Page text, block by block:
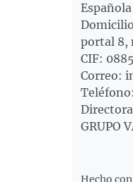
portal 8,
CIF:
Correo:
GRUPO
Hecho con